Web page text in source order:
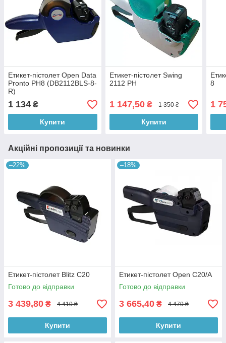
Етикет-пістолет Open Data
Pronto PH8 (DB2112BLS-8-
R)
1 134 ₴
Купити
Етикет-пістолет Swing
2112 PH
1 147,50₴ 1 350 ₴
Купити
8
1
Акційні пропозиції та новинки
–22%
Етикет-пістолет Blitz С20
Готово до відправки
3 439,80 ₴ 4 410 ₴
Купити
–18%
Етикет-пістолет Open C20/А
Готово до відправки
3 665,40 ₴ 4 470 ₴
Купити